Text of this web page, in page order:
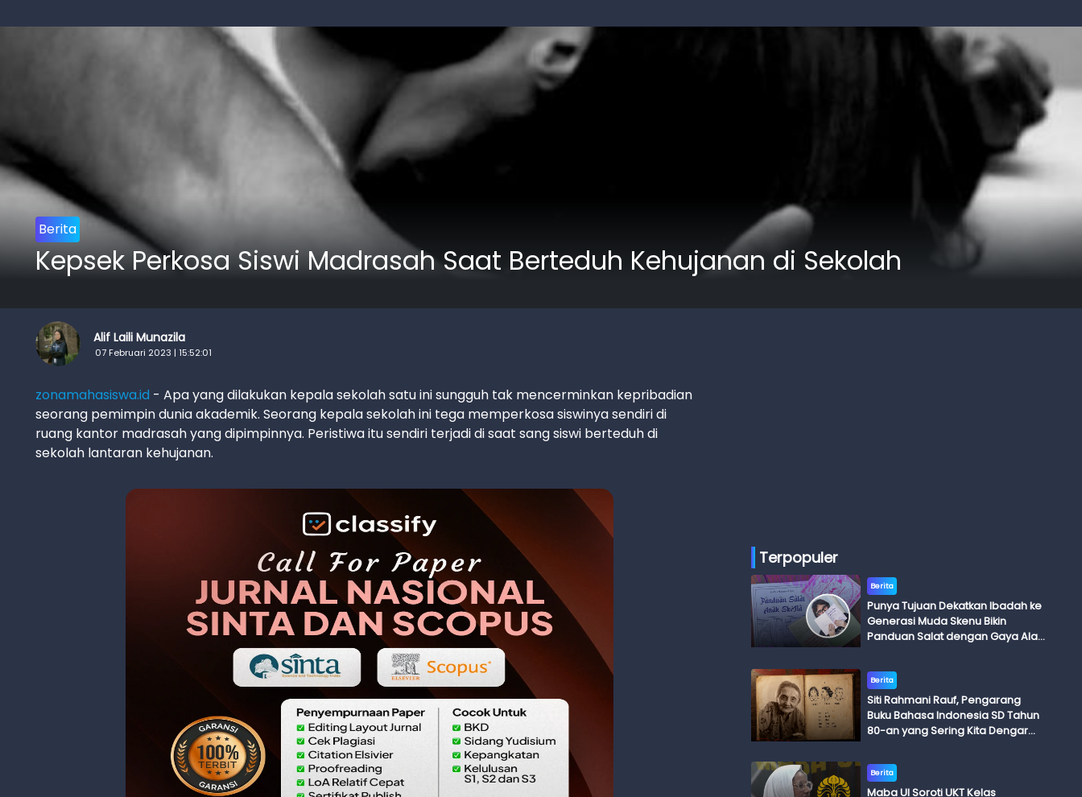
Berita
Kepsek Perkosa Siswi Madrasah Saat Berteduh Kehujanan di Sekolah
Alif Laili Munazila
07 Februari 2023 | 15:52:01
zonamahasiswa.id - Apa yang dilakukan kepala sekolah satu ini sungguh tak mencerminkan kepribadian
seorang pemimpin dunia akademik. Seorang kepala sekolah ini tega memperkosa siswinya sendiri di
ruang kantor madrasah yang dipimpinnya. Peristiwa itu sendiri terjadi di saat sang siswi berteduh di
sekolah lantaran kehujanan.
Terpopuler
Berita
Punya Tujuan Dekatkan Ibadah ke
Generasi Muda Skenu Bikin
Panduan Salat dengan Gaya Ala
Berita
Siti Rahmani Rauf, Pengarang
Buku Bahasa Indonesia SD Tahun
80-an yang Sering Kita Dengar
Adik Budi
Berita
Maba UI Soroti UKT Kelas